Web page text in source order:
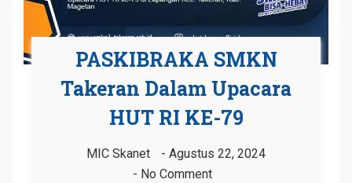
PASKIBRAKA SMKN
Takeran Dalam Upacara
HUT RI KE-79
MIC Skanet
Agustus 22, 2024
No Comment